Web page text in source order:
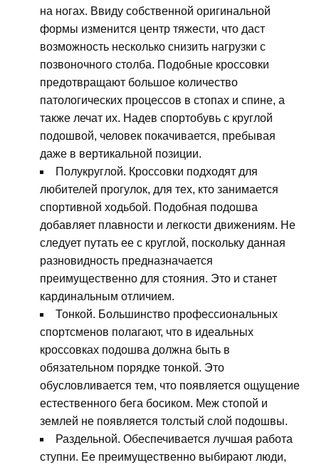
на ногах. Ввиду собственной оригинальной
формы изменится центр тяжести, что даст
возможность несколько снизить нагрузки с
позвоночного столба. Подобные кроссовки
предотвращают большое количество
патологических процессов в стопах и спине, а
также лечат их. Надев спортобувь с круглой
подошвой, человек покачивается, пребывая
даже в вертикальной позиции.
Полукруглой. Кроссовки подходят для
любителей прогулок, для тех, кто занимается
спортивной ходьбой. Подобная подошва
добавляет плавности и легкости движениям. Не
следует путать ее с круглой, поскольку данная
разновидность предназначается
преимущественно для стояния. Это и станет
кардинальным отличием.
Тонкой. Большинство профессиональных
спортсменов полагают, что в идеальных
кроссовках подошва должна быть в
обязательном порядке тонкой. Это
обусловливается тем, что появляется ощущение
естественного бега босиком. Меж стопой и
землей не появляется толстый слой подошвы.
Раздельной. Обеспечивается лучшая работа
ступни. Ее преимущественно выбирают люди,